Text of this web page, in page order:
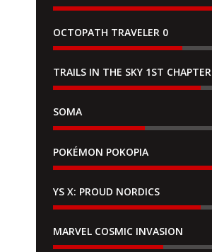
OCTOPATH TRAVELER 0
TRAILS IN THE SKY 1ST CHAPTER
SOMA
POKÉMON POKOPIA
YS X: PROUD NORDICS
MARVEL COSMIC INVASION